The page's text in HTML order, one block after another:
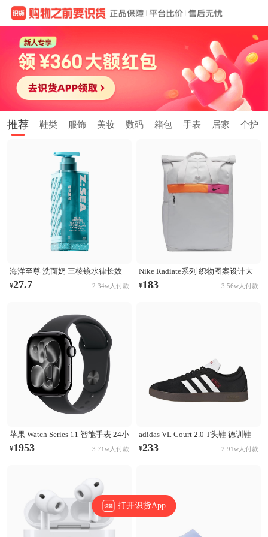
推荐 鞋类 服饰 美妆 数码 箱包 手表 居家 个护
海洋至尊 洗面奶 三棱镜水律长效
控油祛痘洗面奶 清洁黑头毛孔 控
¥27.7 2.34w人付款
Nike Radiate系列 织物图案设计大
容量训练运动双肩包 白彩虹
¥183 3.56w人付款
苹果 Watch Series 11 智能手表 24小
时续航升级 Ion-X玻璃技术 双倍抗
¥1953 3.71w人付款
adidas VL Court 2.0 T头鞋 德训鞋
板鞋 百搭轻便复古防滑耐磨轻运动
¥233 2.91w人付款
打开识货App